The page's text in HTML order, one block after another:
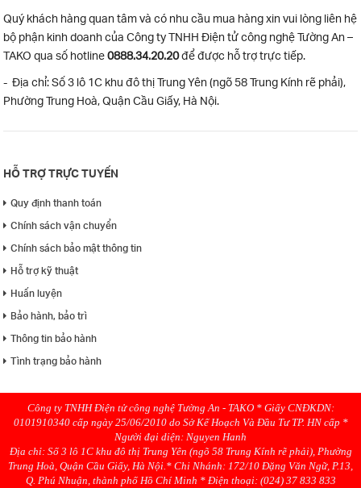
Quý khách hàng quan tâm và có nhu cầu mua hàng xin vui lòng liên hệ
bộ phận kinh doanh của Công ty TNHH Điện tử công nghệ Tường An –
TAKO qua số hotline0888.34.20.20để được hỗ trợ trực tiếp.
- Địa chỉ: Số 3 lô 1C khu đô thị Trung Yên (ngõ 58 Trung Kính rẽ phải),
Phường Trung Hoà, Quận Cầu Giấy, Hà Nội.
HỖ TRỢ TRỰC TUYẾN
Quy định thanh toán
Chính sách vận chuyển
Chính sách bảo mật thông tin
Hỗ trợ kỹ thuật
Huấn luyện
Bảo hành, bảo trì
Thông tin bảo hành
Tình trạng bảo hành
Công ty TNHH Điện tử công nghệ Tường An - TAKO * Giấy CNĐKDN:
0101910340 cấp ngày 25/06/2010 do Sở Kế Hoạch Và Đầu Tư TP. HN cấp *
Người đại diện: Nguyen Hanh
Địa chỉ: Số 3 lô 1C khu đô thị Trung Yên (ngõ 58 Trung Kính rẽ phải), Phường
Trung Hoà, Quận Cầu Giấy, Hà Nội.* Chi Nhánh: 172/10 Đặng Văn Ngữ, P.13,
Q. Phú Nhuận, thành phố Hồ Chí Minh * Điện thoại: (024) 37 833 833